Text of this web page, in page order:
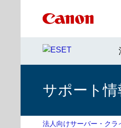
サポート
法人向けサーバー・ク